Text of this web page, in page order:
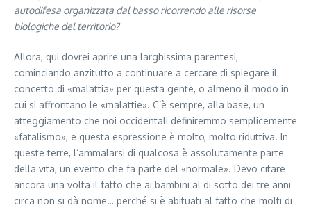
autodifesa organizzata dal basso ricorrendo alle risorse
biologiche del territorio?
Allora, qui dovrei aprire una larghissima parentesi,
cominciando anzitutto a continuare a cercare di spiegare il
concetto di «malattia» per questa gente, o almeno il modo in
cui si affrontano le «malattie». C’è sempre, alla base, un
atteggiamento che noi occidentali definiremmo semplicemente
«fatalismo», e questa espressione è molto, molto riduttiva. In
queste terre, l’ammalarsi di qualcosa è assolutamente parte
della vita, un evento che fa parte del «normale». Devo citare
ancora una volta il fatto che ai bambini al di sotto dei tre anni
circa non si dà nome… perché si è abituati al fatto che molti di